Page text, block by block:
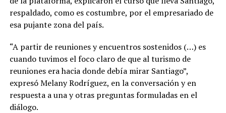
respaldado, como es costumbre, por el empresariado de
esa pujante zona del país.
“A partir de reuniones y encuentros sostenidos (…) es
cuando tuvimos el foco claro de que al turismo de
reuniones era hacia donde debía mirar Santiago”,
expresó Melany Rodríguez, en la conversación y en
respuesta a una y otras preguntas formuladas en el
diálogo.